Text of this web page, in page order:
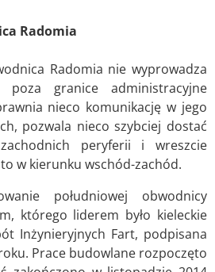
Radomia
Radomia nie wyprowadza
poza granice administracyjne
nieco komunikację w jego
pozwala nieco szybciej dostać
peryferii i wreszcie
w kierunku wschód-zachód.
południowej obwodnicy
którego liderem było kieleckie
Inżynieryjnych Fart, podpisana
Prace budowlane rozpoczęto